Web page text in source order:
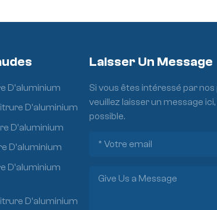
D'aluminium
D'aluminium
D'aluminium
D'aluminium
D'aluminium
D'aluminium
Laisser Un Message
Si vous êtes intéressé par
veuillez laisser un message
possible.